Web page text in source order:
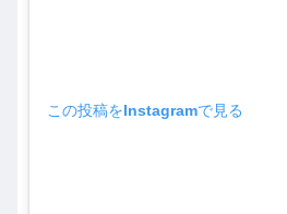
この投稿をInstagramで見る